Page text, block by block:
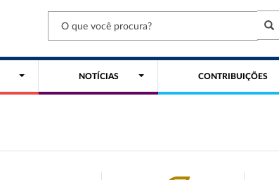
NOTÍCIAS CONTRIBUIÇÕES